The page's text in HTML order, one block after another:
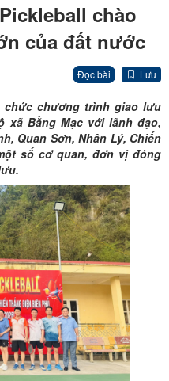
chào
của đất nước
Đọc bài Lưu
chức chương trình giao lưu
xã Bằng Mạc với lãnh đạo,
Quan Sơn, Nhân Lý, Chiến
số cơ quan, đơn vị đóng